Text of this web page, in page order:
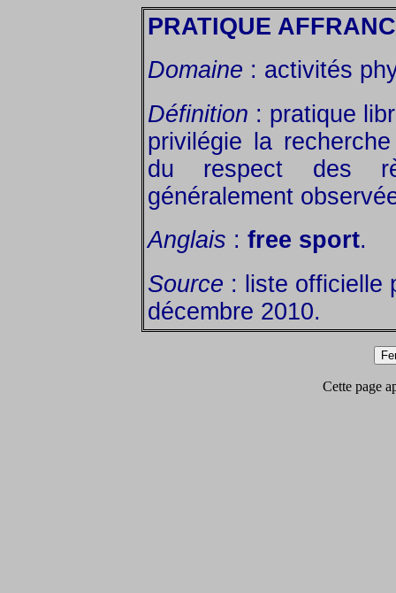
PRATIQUE
Domaine : activités
Définition : pratique
privilégie la
du respect des
généralement
Anglais : free sport.
Source : liste officielle
décembre 2010.
Cette page